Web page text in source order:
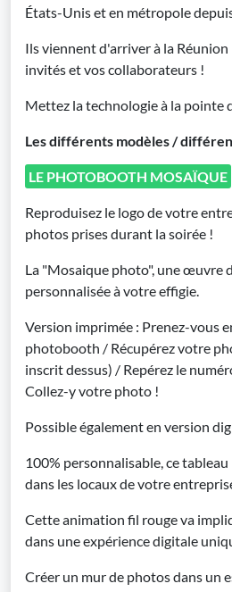
États-Unis et en métropole
Ils viennent d'arriver à la
invités et vos collaborateurs !
Mettez la technologie à la pointe
Les différents modèles /
LE PHOTOBOOTH MOSAÏQUE
Reproduisez le logo de votre
photos prises durant la soirée !
La "Mosaique photo", une œuvre
personnalisée à votre effigie.
Version imprimée : Prenez-vous
photobooth / Récupérez votre
inscrit dessus) / Repérez le
Collez-y votre photo !
Possible également en version
100% personnalisable, ce
dans les locaux de votre
Cette animation fil rouge va
dans une expérience digitale
Créer un mur de photos dans un